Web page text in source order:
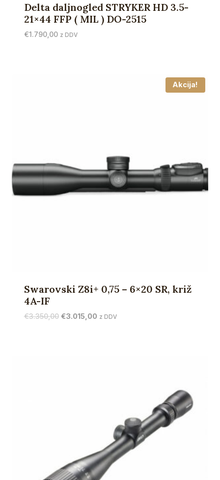
Delta daljnogled STRYKER HD 3.5-
21×44 FFP ( MIL ) DO-2515
€1.790,00 z DDV
Akcija!
Swarovski Z8i+ 0,75 – 6×20 SR, križ
4A-IF
€3.350,00 Izvirna
€3.015,00Trenutna
z DDV